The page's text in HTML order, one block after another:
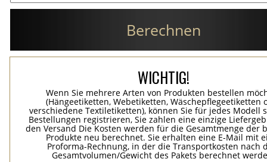
Berechnen
WICHTIG!
Wenn Sie mehrere Arten von Produkten bestellen
(Hängeetiketten, Webetiketten, Wäschepflegeetiketten
verschiedene Textiletiketten), können Sie für jedes Modell
Bestellungen registrieren, Sie zahlen eine einzige
den Versand Die Kosten werden für die Gesamtmenge der
Produkte neu berechnet. Sie erhalten eine E-Mail mit
Proforma-Rechnung, in der die Transportkosten nach
Gesamtvolumen/Gewicht des Pakets berechnet